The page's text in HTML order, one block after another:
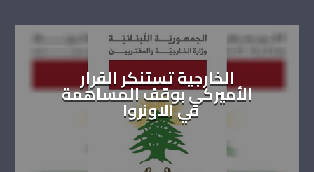
الخارجية تستنكر القرار
الأميركي بوقف المساهمة
في الاونروا